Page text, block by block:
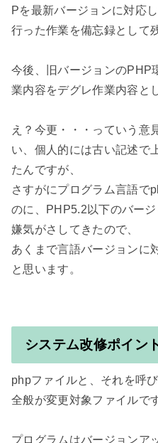
Pを最新バージョンに対応
行った作業を備忘録として
今後、旧バージョンのPHP
業内容をデグレ作業内容と
え？今更・・・っていう意
い、個人的には古い記述で
たんですが、
さすがにプログラム言語で
のに、PHP5.2以下のバー
嫌気がさしてきたので、
あくまで言語バージョンに
と思います。
システム改修ポイン
phpファイルと、それを呼
全般が変更対象ファイルで
プログラムはバージョンア